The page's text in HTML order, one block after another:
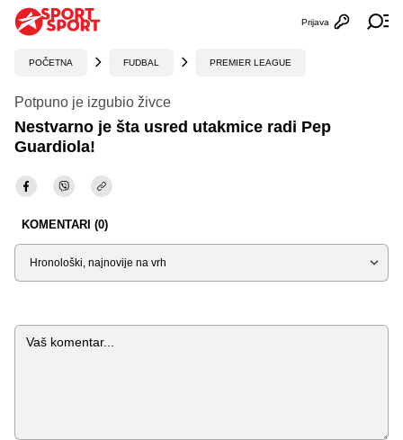
Otvori
Prijava
POČETNA FUDBAL PREMIER LEAGUE
Potpuno je izgubio živce
Nestvarno je šta usred utakmice radi Pep
Guardiola!
KOMENTARI (0)
Sortiraj
Komentar